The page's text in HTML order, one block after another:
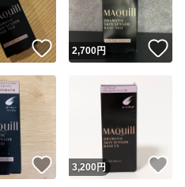
績◯+ このユーザーは他フリマ
発送
績に基づく表示であり、発送を保証して
安心発送
このユーザーは高頻度で
出品ページへ
キャンセル
いいね！
2,700円
いいね！
3,200 円